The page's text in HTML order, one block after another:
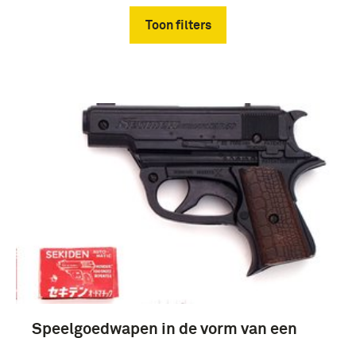
Toon filters
Speelgoedwapen in de vorm van een